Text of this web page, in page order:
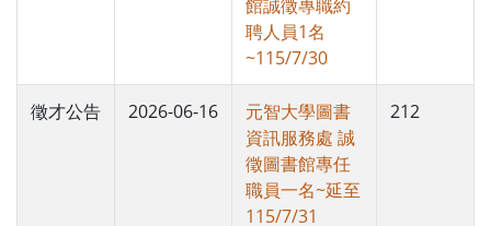
館誠徵專職約
聘人員1名
~115/7/30
徵才公告 2026-06-16
元智大學圖書
資訊服務處 誠
徵圖書館專任
職員一名~延至
115/7/31
212